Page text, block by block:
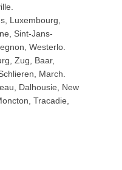
Luxembourg,
Sint-Jans-
Westerlo.
Zug, Baar,
March.
Dalhousie, New
Tracadie,